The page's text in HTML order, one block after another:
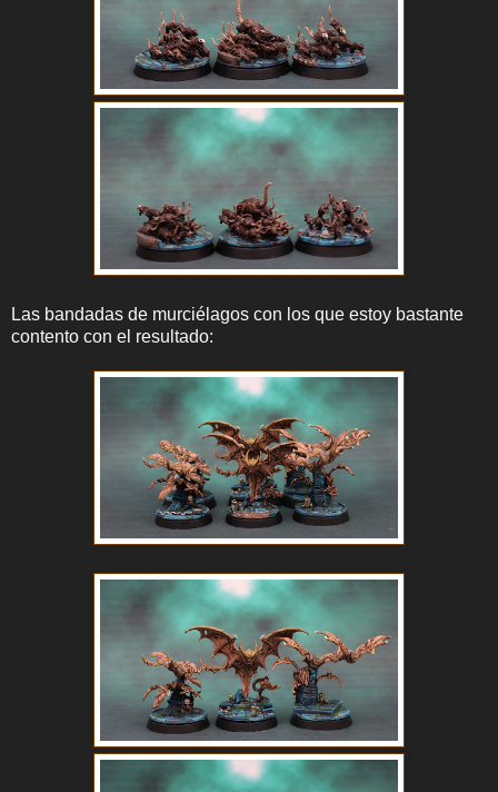
Las bandadas de murciélagos con los que estoy bastante
contento con el resultado: